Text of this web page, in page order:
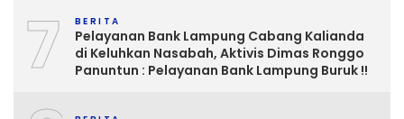
7 BERITA
Pelayanan Bank Lampung Cabang Kalianda
di Keluhkan Nasabah, Aktivis Dimas Ronggo
Panuntun : Pelayanan Bank Lampung Buruk !!